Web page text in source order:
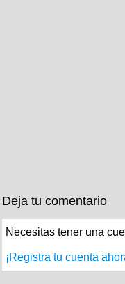
Deja tu comentario
Necesitas tener una
¡Registra tu cuenta